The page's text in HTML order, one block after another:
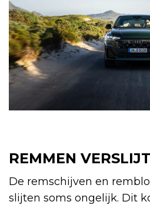
REMMEN
De remschijven en
slijten soms ongelijk. Dit